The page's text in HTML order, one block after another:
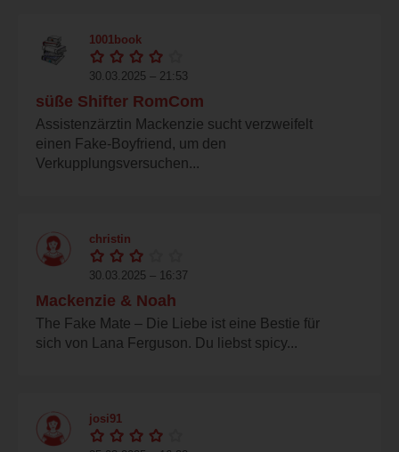
1001book
30.03.2025 – 21:53
süße Shifter RomCom
Assistenzärztin Mackenzie sucht verzweifelt
einen Fake-Boyfriend, um den
Verkupplungsversuchen...
christin
30.03.2025 – 16:37
Mackenzie & Noah
The Fake Mate – Die Liebe ist eine Bestie für
sich von Lana Ferguson. Du liebst spicy...
josi91